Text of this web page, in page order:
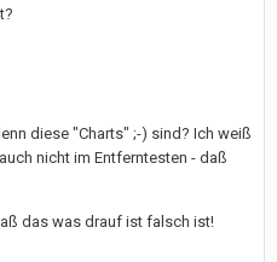
diese "Charts" ;-) sind? Ich weiß
nicht im Entferntesten - daß
das was drauf ist falsch ist!